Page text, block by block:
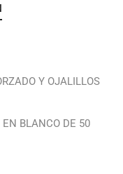
Y OJALILLOS
EN BLANCO DE 50